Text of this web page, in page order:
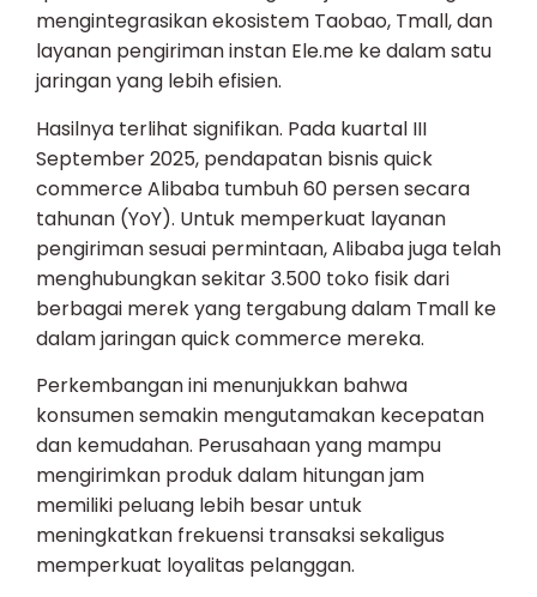
mengintegrasikan ekosistem Taobao, Tmall, dan
layanan pengiriman instan Ele.me ke dalam satu
jaringan yang lebih efisien.
Hasilnya terlihat signifikan. Pada kuartal III
September 2025, pendapatan bisnis quick
commerce Alibaba tumbuh 60 persen secara
tahunan (YoY). Untuk memperkuat layanan
pengiriman sesuai permintaan, Alibaba juga telah
menghubungkan sekitar 3.500 toko fisik dari
berbagai merek yang tergabung dalam Tmall ke
dalam jaringan quick commerce mereka.
Perkembangan ini menunjukkan bahwa
konsumen semakin mengutamakan kecepatan
dan kemudahan. Perusahaan yang mampu
mengirimkan produk dalam hitungan jam
memiliki peluang lebih besar untuk
meningkatkan frekuensi transaksi sekaligus
memperkuat loyalitas pelanggan.